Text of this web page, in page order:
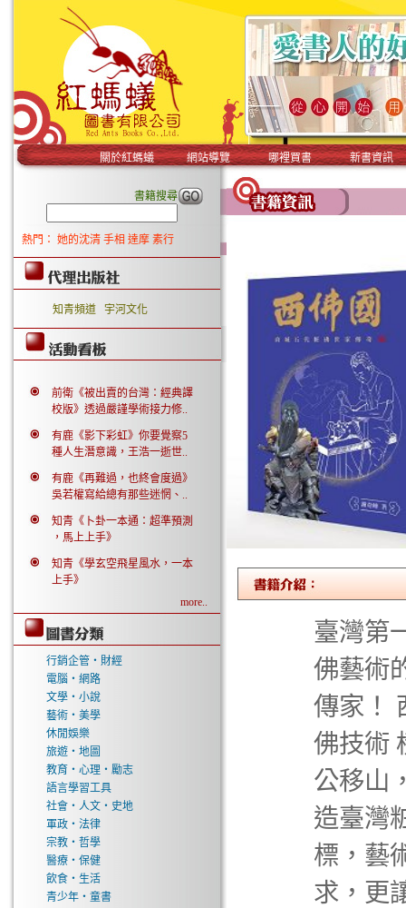
關於紅螞蟻 網站導覽 哪裡買書 新書資訊
書籍搜尋
熱門： 她的沈清 手相 達摩 素行
知青頻道 宇河文化
前衛《被出賣的台灣：經典譯
校版》透過嚴謹學術接力修..
有鹿《影下彩虹》你要覺察5
種人生潛意識，王浩一逝世..
有鹿《再難過，也終會度過》
吳若權寫給總有那些迷惘、..
知青《卜卦一本通：超準預測
，馬上上手》
知青《學玄空飛星風水，一本
上手》
more..
行銷企管‧財經
電腦‧網路
文學‧小說
藝術‧美學
休閒娛樂
旅遊‧地圖
教育‧心理‧勵志
語言學習工具
社會‧人文‧史地
軍政‧法律
宗教‧哲學
醫療‧保健
飲食‧生活
青少年‧童書
臺灣第
佛藝術
傳家！
佛技術
公移山
造臺灣
標，藝
求，更